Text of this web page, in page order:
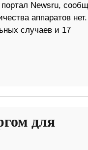
Newsru,
аппаратов
случаев и 17
для